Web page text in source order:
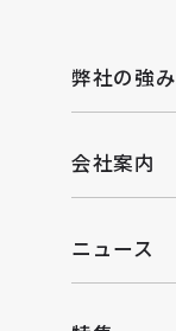
弊社の強み
会社案内
ニュース